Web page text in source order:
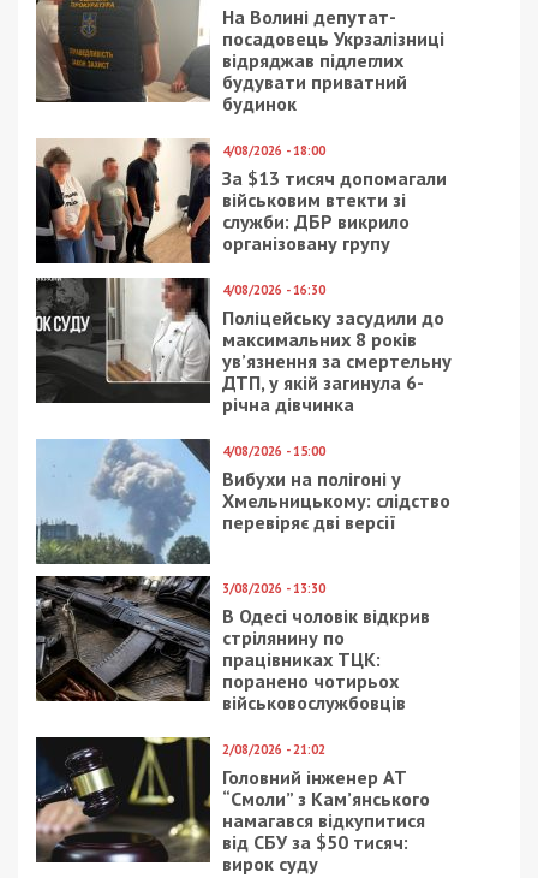
На Волині депутат-
посадовець Укрзалізниці
відряджав підлеглих
будувати приватний
будинок
4/08/2026 - 18:00
За $13 тисяч допомагали
військовим втекти зі
служби: ДБР викрило
організовану групу
4/08/2026 - 16:30
Поліцейську засудили до
максимальних 8 років
ув’язнення за смертельну
ДТП, у якій загинула 6-
річна дівчинка
4/08/2026 - 15:00
Вибухи на полігоні у
Хмельницькому: слідство
перевіряє дві версії
3/08/2026 - 13:30
В Одесі чоловік відкрив
стрілянину по
працівниках ТЦК:
поранено чотирьох
військовослужбовців
2/08/2026 - 21:02
Головний інженер АТ
“Смоли” з Кам’янського
намагався відкупитися
від СБУ за $50 тисяч:
вирок суду